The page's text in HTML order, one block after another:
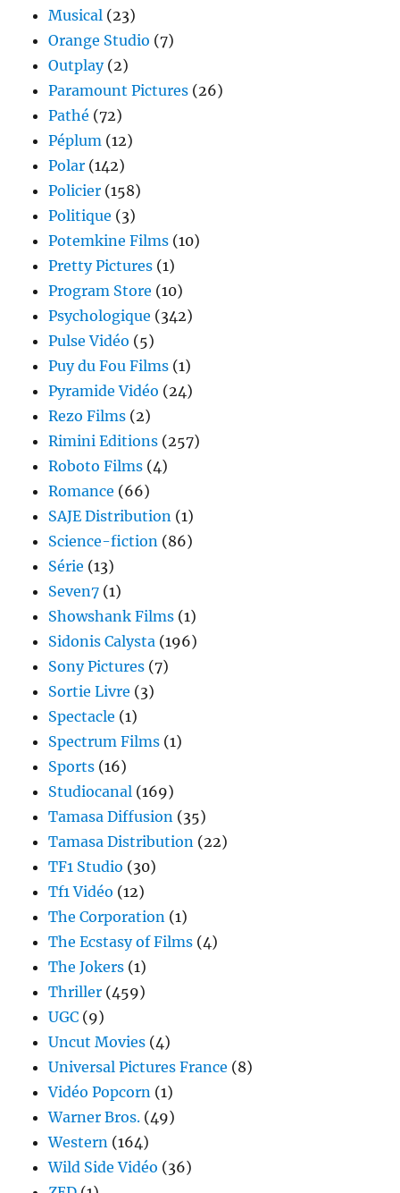
Musical (23)
Orange Studio (7)
Outplay(2)
Paramount Pictures (26)
Pathé (72)
Péplum (12)
Polar (142)
Policier (158)
Politique (3)
Potemkine Films (10)
Pretty Pictures (1)
Program Store (10)
Psychologique (342)
Pulse Vidéo (5)
Puy du Fou Films (1)
Pyramide Vidéo (24)
Rezo Films (2)
Rimini Editions (257)
Roboto Films (4)
Romance (66)
SAJE Distribution (1)
Science-fiction (86)
Série (13)
Seven7 (1)
Showshank Films (1)
Sidonis Calysta (196)
Sony Pictures (7)
Sortie Livre (3)
Spectacle (1)
Spectrum Films (1)
Sports (16)
Studiocanal (169)
Tamasa Diffusion (35)
Tamasa Distribution (22)
TF1 Studio (30)
Tf1 Vidéo (12)
The Corporation (1)
The Ecstasy of Films (4)
The Jokers (1)
Thriller (459)
UGC (9)
Uncut Movies (4)
Universal Pictures France (8)
Vidéo Popcorn (1)
Warner Bros. (49)
Western (164)
Wild Side Vidéo (36)